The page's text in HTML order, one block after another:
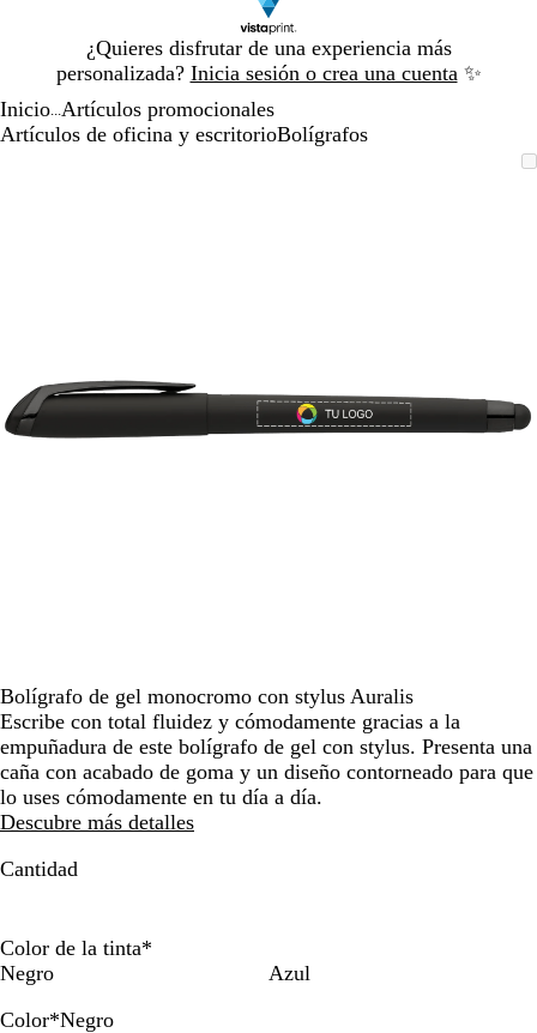
¿Quieres disfrutar de una experiencia más
personalizada? Inicia sesión o crea una cuenta ✨
1
Inicio Artículos promocionales
Artículos de oficina y escritorioBolígrafos
alejar
y
Bolígrafo de gel monocromo con stylus Auralis
Escribe con total fluidez y cómodamente gracias a la
empuñadura de este bolígrafo de gel con stylus. Presenta una
caña con acabado de goma y un diseño contorneado para que
lo uses cómodamente en tu día a día.
Descubre más detalles
Cantidad
Color de la tinta*
Negro
Azul
Color*Negro